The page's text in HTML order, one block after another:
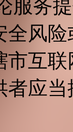
服务
全风
市互
者应